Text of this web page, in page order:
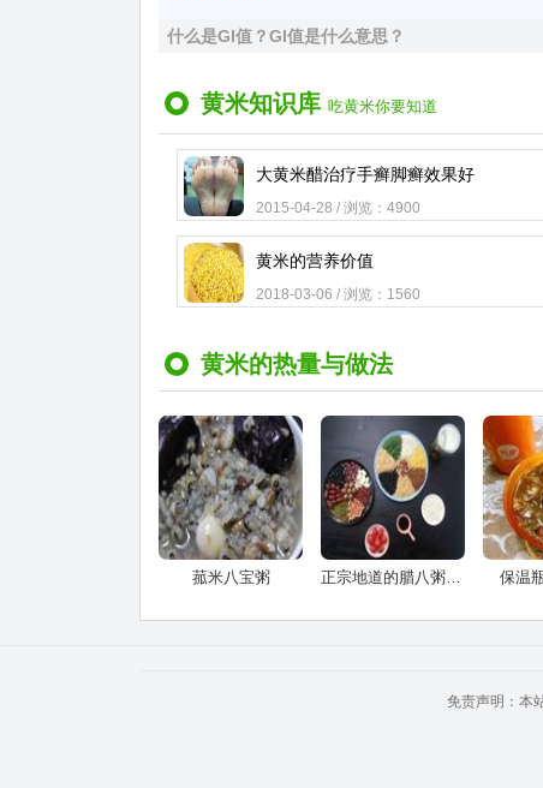
什么是GI值？GI值是什么意思？
黄米知识库 吃黄米你要知道
大黄米醋治疗手癣脚癣效果好
2015-04-28 / 浏览：4900
黄米的营养价值
2018-03-06 / 浏览：1560
黄米的热量与做法
菰米八宝粥 正宗地道的腊八粥，十八种食材哦 保温
免责声明：本